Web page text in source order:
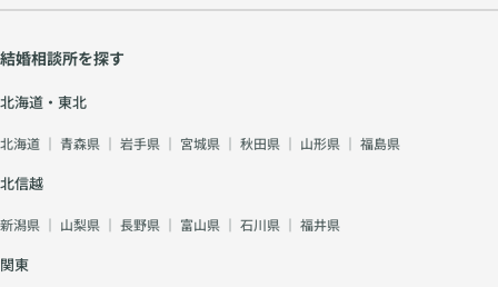
結婚相談所を探す
北海道・東北
北海道 ｜ 青森県 ｜ 岩手県 ｜ 宮城県 ｜ 秋田県 ｜ 山形県 ｜ 福島県
北信越
新潟県 ｜ 山梨県 ｜ 長野県 ｜ 富山県 ｜ 石川県 ｜ 福井県
関東